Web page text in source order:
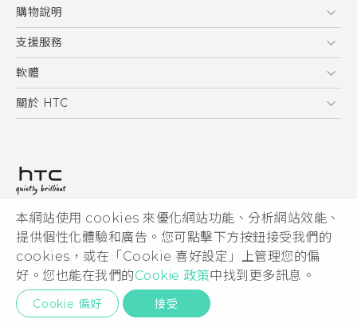
本網站使用 cookies 來優化網站功能、分析網站效能、
提供個性化體驗和廣告。您可點擊下方按鈕接受我們的
cookies，或在「Cookie 喜好設定」上管理您的偏
好。您也能在我們的Cookie 政策中找到更多訊息。
Cookie 偏好 接受
配件
HTC Research
購物說明
購物須知
付款方式
支援服務
到府收送維修服務
客戶服務佈告欄
軟體
應用程式
HTC Sync Manager
關於 HTC
投資人
隱私權政策
產品安全性
Cookie
Security and Privacy Whitepaper
© 2011-2026 HTC Corporation
HTC 法律文件
宏達國際電子股份有限公司 | 統一編號16003518
隱私聯絡:Global-Privacy@htc.com